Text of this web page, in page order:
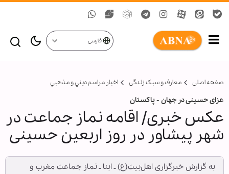
فارسی
صفحه اصلی معارف و سبک زندگی اخبار مراسم ديني و مذهبي
عزای حسینی در جهان - پاکستان
عکس خبری/ اقامه نماز جماعت در
شهر پیشاور در روز اربعین حسینی
به گزارش خبرگزاری اهل‌بیت(ع) ـ ابنا ـ نماز جماعت مغرب و